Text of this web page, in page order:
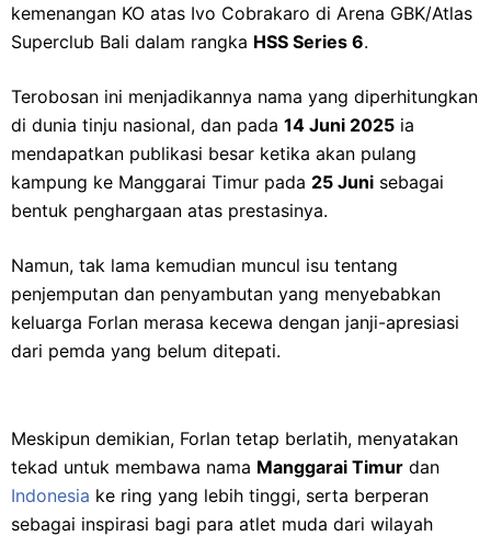
kemenangan KO atas Ivo Cobrakaro di Arena GBK/Atlas
Superclub Bali dalam rangka HSS Series 6.
Terobosan ini menjadikannya nama yang diperhitungkan
di dunia tinju nasional, dan pada 14 Juni 2025 ia
mendapatkan publikasi besar ketika akan pulang
kampung ke Manggarai Timur pada 25 Juni sebagai
bentuk penghargaan atas prestasinya.
Namun, tak lama kemudian muncul isu tentang
penjemputan dan penyambutan yang menyebabkan
keluarga Forlan merasa kecewa dengan janji-apresiasi
dari pemda yang belum ditepati.
Meskipun demikian, Forlan tetap berlatih, menyatakan
tekad untuk membawa nama Manggarai Timur dan
Indonesia ke ring yang lebih tinggi, serta berperan
sebagai inspirasi bagi para atlet muda dari wilayah